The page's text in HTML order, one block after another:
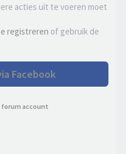
acties uit te voeren moet
registreren of gebruik de
Facebook
account